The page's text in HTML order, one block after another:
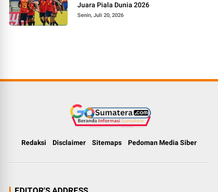
Juara Piala Dunia 2026
Senin, Juli 20, 2026
Redaksi Disclaimer Sitemaps Pedoman Media Siber